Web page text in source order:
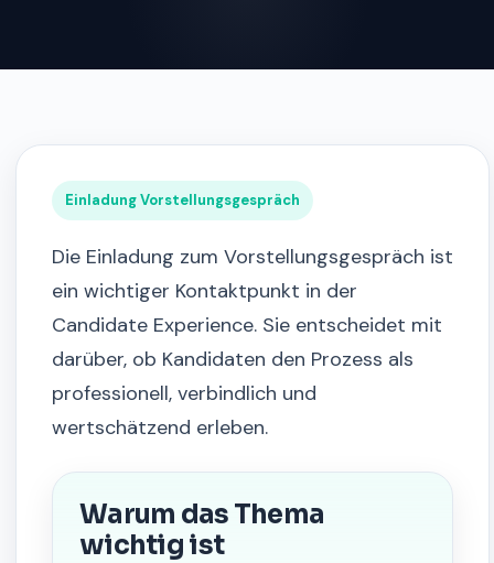
Einladung Vorstellungsgespräch
Die Einladung zum Vorstellungsgespräch ist
ein wichtiger Kontaktpunkt in der
Candidate Experience. Sie entscheidet mit
darüber, ob Kandidaten den Prozess als
professionell, verbindlich und
wertschätzend erleben.
Warum das Thema
wichtig ist